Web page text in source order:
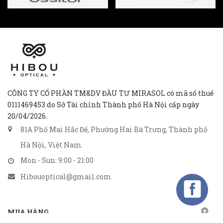
CÔNG TY CỔ PHẦN TM&DV ĐẦU TƯ MIRASOL có mã số thuế
0111469453 do Sở Tài chính Thành phố Hà Nội cấp ngày
20/04/2026.
81A Phố Mai Hắc Đế, Phường Hai Bà Trưng, Thành phố
Hà Nội, Việt Nam.
Mon - Sun: 9:00 - 21:00
Hibouoptical@gmail.com
MUA HÀNG